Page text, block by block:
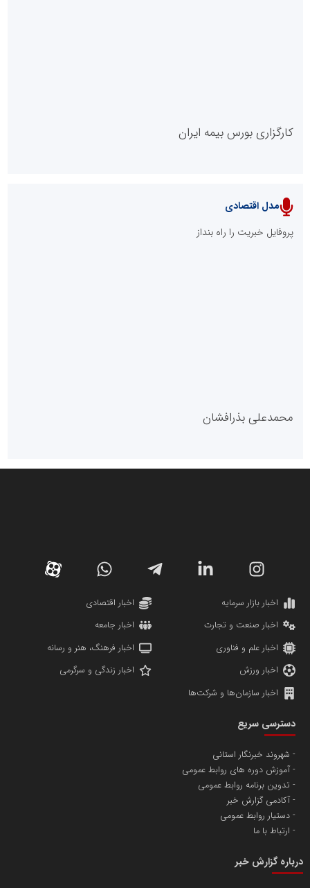
پایگاه خبری نهضت ملی مسکن
پایگاه خبری گفتمان یزد
دانشگاه سئوی ایران
پایگاه اطلاع رسانی اعتلای نهادهای مردمی
کارگزاری بورس بیمه ایران
تامین آهن اسفنجی تولیدکنندگان فولاد در کشور
مدل اقتصادی
پروفایل خبریت را راه بنداز
محمدعلی بذرافشان
مریم حاج نوروز نظری
مسعودصادقی
اخبار بازار سرمایه
اخبار اقتصادی
اخبار صنعت و تجارت
اخبار جامعه
اخبار علم و فناوری
اخبار فرهنگ، هنر و رسانه
اخبار ورزش
اخبار زندگی و سرگرمی
اخبار سازمان‌ها و شرکت‌ها
دسترسی سریع
شهروند خبرنگار استانی
آموزش دوره های روابط عمومی
تدوین برنامه روابط عمومی
آکادمی گزارش خبر
دستیار روابط عمومی
ارتباط با ما
درباره گزارش خبر